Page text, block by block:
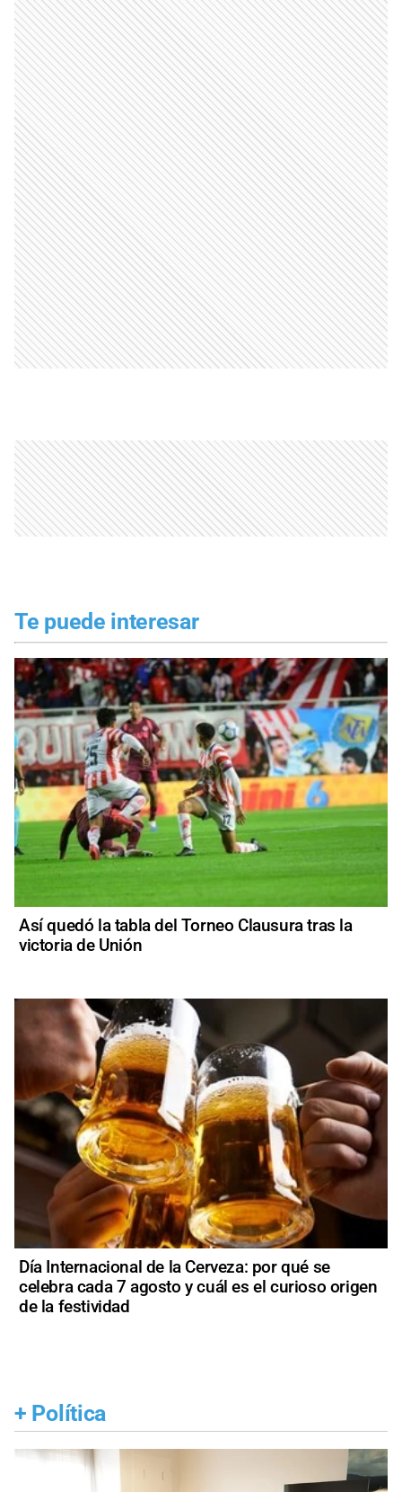
Te puede interesar
Así quedó la tabla del Torneo Clausura tras la
victoria de Unión
Día Internacional de la Cerveza: por qué se
celebra cada 7 agosto y cuál es el curioso origen
de la festividad
+ Política